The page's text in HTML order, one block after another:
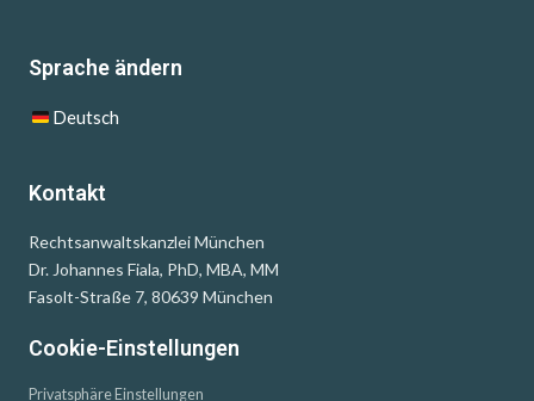
Sprache ändern
Deutsch
Kontakt
Rechtsanwaltskanzlei München
Dr. Johannes Fiala, PhD, MBA, MM
Fasolt-Straße 7, 80639 München
Cookie-Einstellungen
Privatsphäre Einstellungen